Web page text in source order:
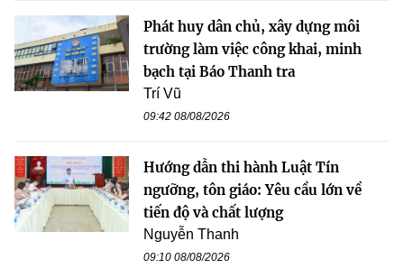
Phát huy dân chủ, xây dựng môi
trường làm việc công khai, minh
bạch tại Báo Thanh tra
Trí Vũ
09:42 08/08/2026
Hướng dẫn thi hành Luật Tín
ngưỡng, tôn giáo: Yêu cầu lớn về
tiến độ và chất lượng
Nguyễn Thanh
09:10 08/08/2026